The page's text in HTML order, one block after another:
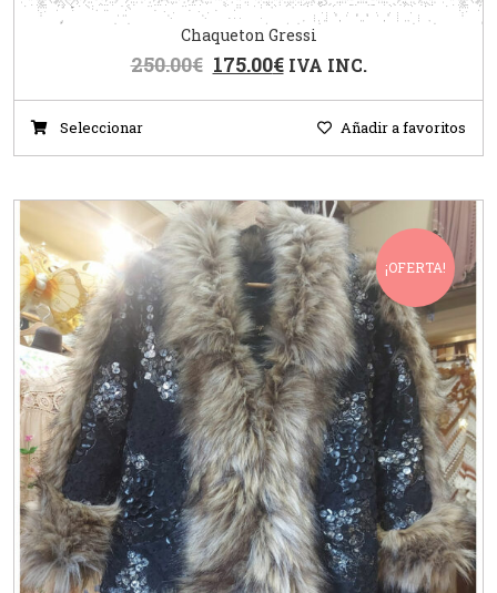
Chaqueton Gressi
250.00€ 175.00€ IVA INC.
Seleccionar Añadir a favoritos
¡OFERTA!